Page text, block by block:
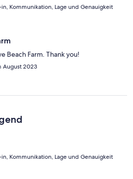
Kommunikation, Lage und Genauigkeit
Beach Farm. Thank you!
August 2023
Kommunikation, Lage und Genauigkeit